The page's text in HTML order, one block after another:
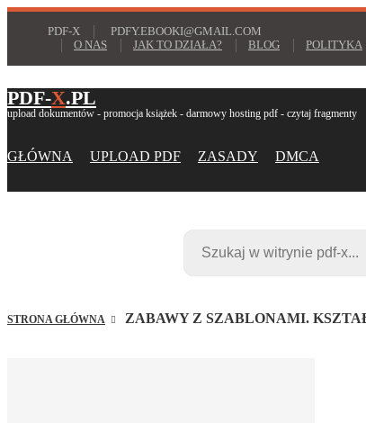
PDF-X
PDFY.EBOOKI@GMAIL.COM
O NAS
JAK TO DZIAŁA? BLOG POLITYKA
PDF-X.PL
upload dokumentów - promocja książek - darmowy hosting pdf - czytaj fragmenty
GŁÓWNA UPLOAD PDF ZASADY DMCA
STRONA GŁÓWNA ZABAWY Z SZABLONAMI.